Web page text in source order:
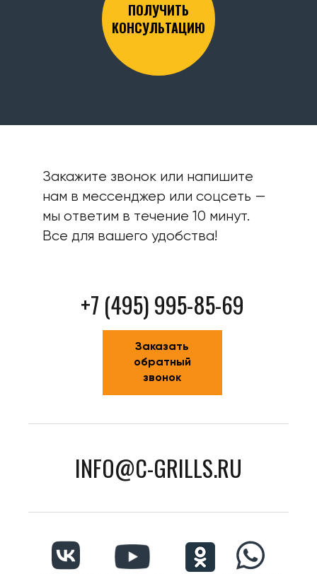
ПОЛУЧИТЬ
КОНСУЛЬТАЦИЮ
Закажите звонок или напишите
нам в мессенджер или соцсеть —
мы ответим в течение 10 минут.
Все для вашего удобства!
+7 (495) 995-85-69
Заказать
обратный
звонок
INFO@C-GRILLS.RU